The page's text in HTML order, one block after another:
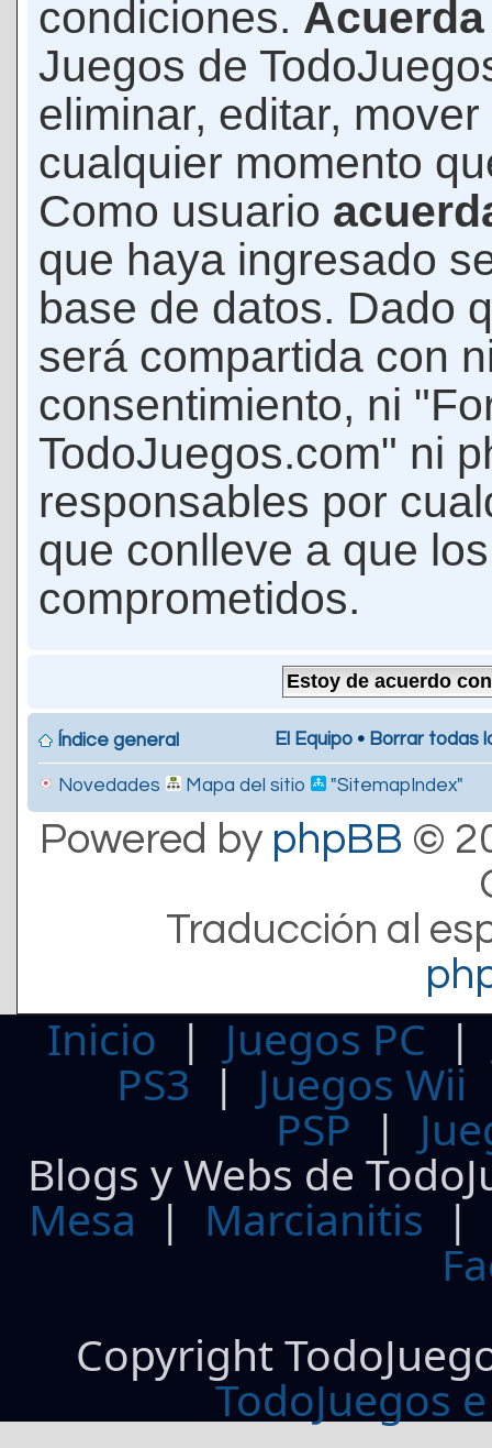
condiciones. Acuerda
Juegos de
eliminar, editar,
cualquier momento
Como usuario
que haya ingresado
base de datos. Dado
será compartida con
consentimiento, ni
TodoJuegos.com" ni
responsables por
que conlleve a que
comprometidos.
Índice general El Equipo • Borrar todas
Novedades Mapa del sitio "SitemapIndex"
Powered by phpBB ©
Traducción al
Inicio | Juegos PC
PS3| Juegos Wii
PSP |
Blogs y Webs de
Mesa | Marcianitis |
Copyright
TodoJuegos